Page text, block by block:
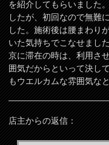
を紹介してもらいました
したが、初回なので無難
した。施術後は腰まわり
いた気持ちでこなせまし
京に滞在の時は、利用さ
囲気だからといって決し
もウエルカムな雰囲気な
店主からの返信：